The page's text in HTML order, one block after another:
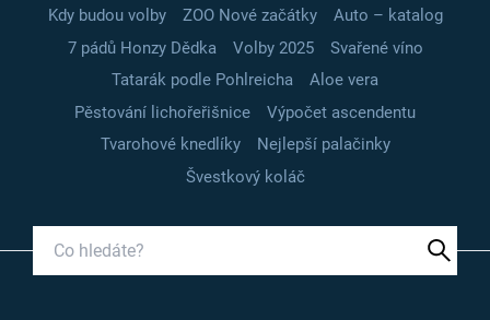
Kdy budou volby
ZOO Nové začátky
Auto – katalog
7 pádů Honzy Dědka
Volby 2025
Svařené víno
Tatarák podle Pohlreicha
Aloe vera
Pěstování lichořeřišnice
Výpočet ascendentu
Tvarohové knedlíky
Nejlepší palačinky
Švestkový koláč